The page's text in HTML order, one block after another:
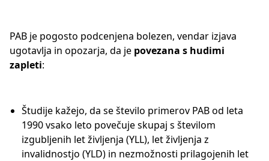
PAB je pogosto podcenjena bolezen, vendar izjava
ugotavlja in opozarja, da je povezana s hudimi
zapleti:
Študije kažejo, da se število primerov PAB od leta
1990 vsako leto povečuje skupaj s številom
izgubljenih let življenja (YLL), let življenja z
invalidnostjo (YLD) in nezmožnosti prilagojenih let